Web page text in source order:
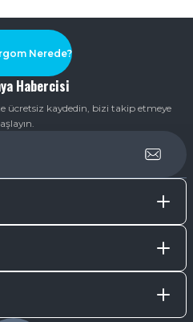
Habercisi
ücretsiz kaydedin, bizi takip etmeye
Nerede?